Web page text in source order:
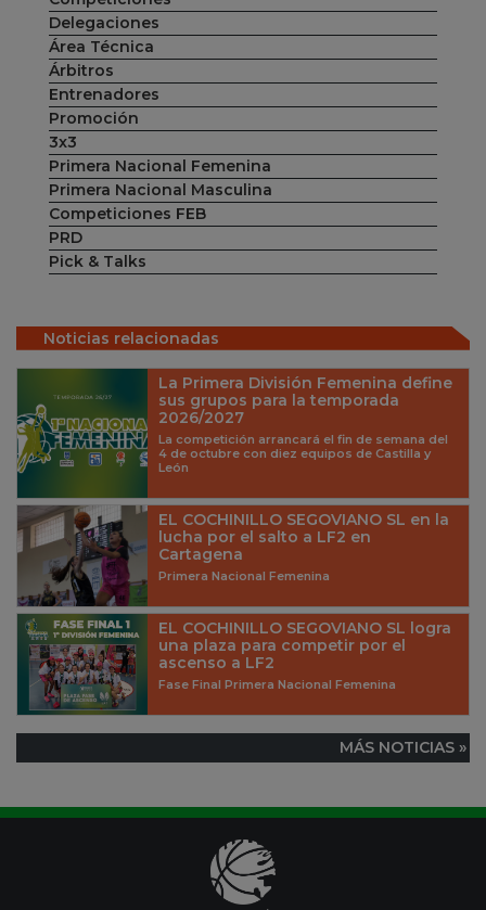
Delegaciones
Área Técnica
Árbitros
Entrenadores
Promoción
3x3
Primera Nacional Femenina
Primera Nacional Masculina
Competiciones FEB
PRD
Pick & Talks
Noticias relacionadas
La Primera División Femenina define
sus grupos para la temporada
2026/2027
La competición arrancará el fin de semana del
4 de octubre con diez equipos de Castilla y
León
EL COCHINILLO SEGOVIANO SL en la
lucha por el salto a LF2 en
Cartagena
Primera Nacional Femenina
EL COCHINILLO SEGOVIANO SL logra
una plaza para competir por el
ascenso a LF2
Fase Final Primera Nacional Femenina
MÁS NOTICIAS »